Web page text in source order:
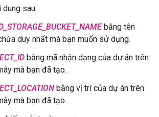
dung sau:
bằng tên
duy nhất mà bạn muốn sử dụng.
bằng mã nhận dạng của dự án trên
mà bạn đã tạo.
bằng vị trí của dự án trên
mà bạn đã tạo.